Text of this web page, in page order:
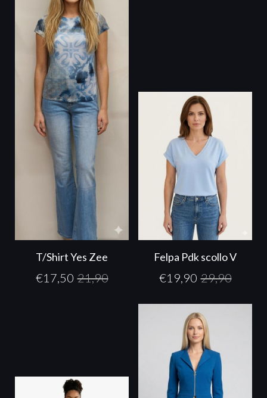
T/Shirt Yes Zee
€17,50 21,90
Felpa Pdk scollo V
€19,90 29,90